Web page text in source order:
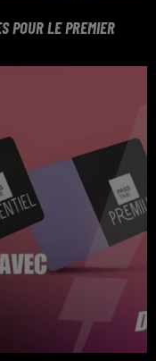
POUR LE PREMIER